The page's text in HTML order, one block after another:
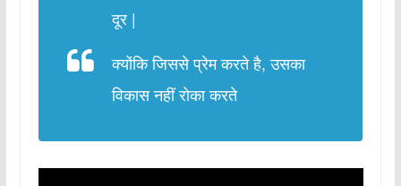
दूर |
क्योंकि जिससे प्रेम करते है, उसका
विकास नहीं रोका करते